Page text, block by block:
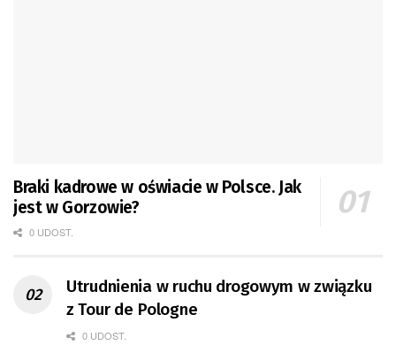
Braki kadrowe w oświacie w Polsce. Jak
jest w Gorzowie?
0 UDOST.
Utrudnienia w ruchu drogowym w związku
z Tour de Pologne
0 UDOST.